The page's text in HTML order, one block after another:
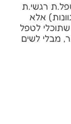
רגשי.ת
אלא
לטפל
מבלי לשים